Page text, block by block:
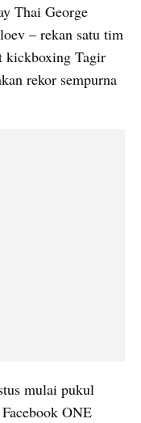
Thai George
– rekan satu tim
kickboxing Tagir
rekor sempurna
mulai pukul
ONE